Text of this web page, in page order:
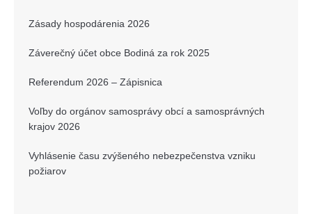
Zásady hospodárenia 2026
Záverečný účet obce Bodiná za rok 2025
Referendum 2026 – Zápisnica
Voľby do orgánov samosprávy obcí a samosprávných
krajov 2026
Vyhlásenie času zvýšeného nebezpečenstva vzniku
požiarov